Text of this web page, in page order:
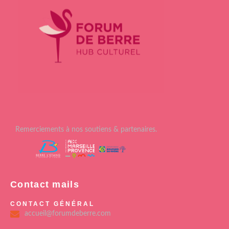
Remerciements à nos soutiens & partenaires.
Contact mails
CONTACT GÉNÉRAL
accueil@forumdeberre.com